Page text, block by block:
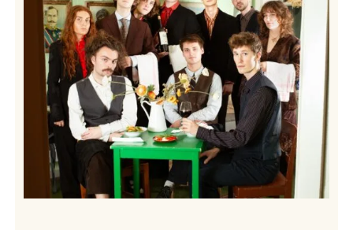
speler
fleire
konsertar
gjennom
dagen